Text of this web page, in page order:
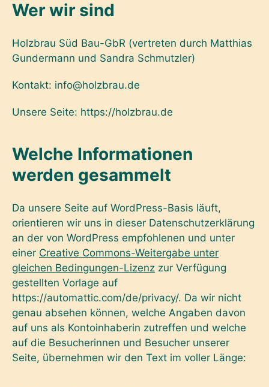
Wer wir sind
Holzbrau Süd Bau-GbR (vertreten durch Matthias
Gundermann und Sandra Schmutzler)
Kontakt: info@holzbrau.de
Unsere Seite: https://holzbrau.de
Welche Informationen
werden gesammelt
Da unsere Seite auf WordPress-Basis läuft,
orientieren wir uns in dieser Datenschutzerklärung
an der von WordPress empfohlenen und unter
einer Creative Commons-Weitergabe unter
gleichen Bedingungen-Lizenz zur Verfügung
gestellten Vorlage auf
https://automattic.com/de/privacy/. Da wir nicht
genau absehen können, welche Angaben davon
auf uns als Kontoinhaberin zutreffen und welche
auf die Besucherinnen und Besucher unserer
Seite, übernehmen wir den Text im voller Länge: